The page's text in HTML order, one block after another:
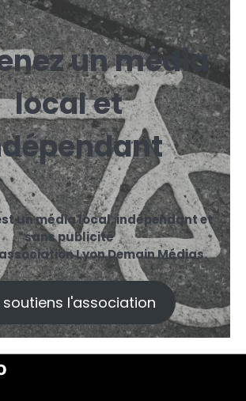
un média
local et
un média local, indépendant et
sans publicité
Lyon Demain Médias.
soutiens l'association